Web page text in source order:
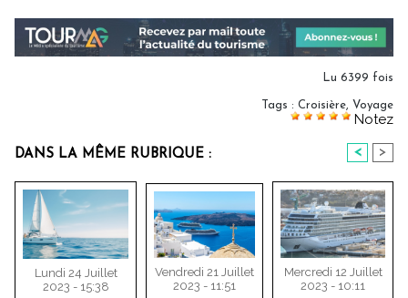
Lu 6399 fois
Tags : Croisière Voyage
Notez
DANS LA MÊME RUBRIQUE : < >
Lundi 24 Juillet
2023 - 15:38
Vendredi 21 Juillet
2023 - 11:51
Mercredi 12 Juillet
2023 - 10:11